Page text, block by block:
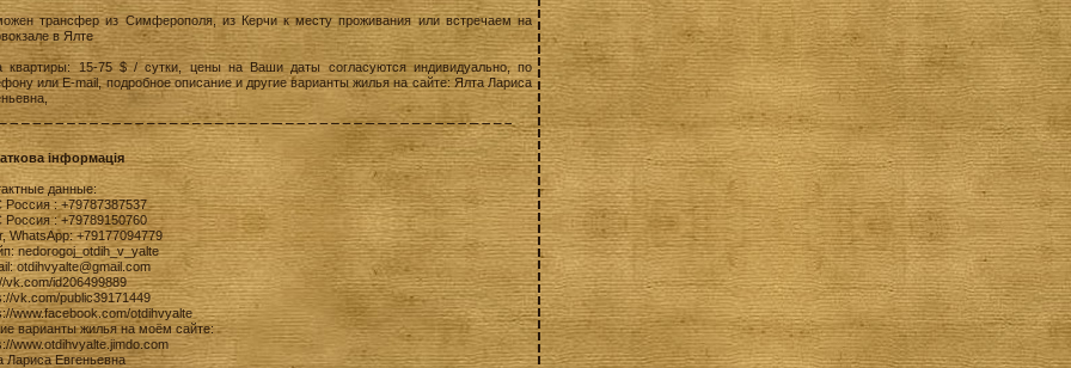
трансфер из Симферополя, из Керчи к месту проживания или встречаем на
в Ялте
квартиры: 15-75 $ / сутки, цены на Ваши даты согласуются индивидуально, по
или E-mail, подробное описание и другие варианты жилья на сайте: Ялта Лариса
інформація
данные:
: +79787387537
: +79789150760
WhatsApp: +79177094779
nedorogoj_otdih_v_yalte
otdihvyalte@gmail.com
vk.com/id206499889
vk.com/public39171449
www.facebook.com/otdihvyalte
варианты жилья на моём сайте:
www.otdihvyalte.jimdo.com
Лариса Евгеньевна